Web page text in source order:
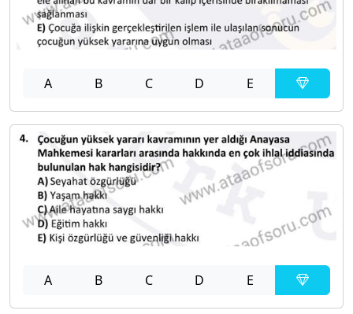
A B C D E
A B C D E